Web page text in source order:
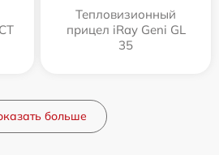
Тепловизионный
прицел iRay Geni GL
35
больше